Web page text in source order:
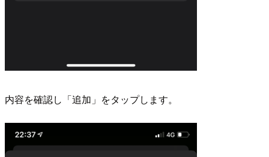
内容を確認し「追加」をタップします。